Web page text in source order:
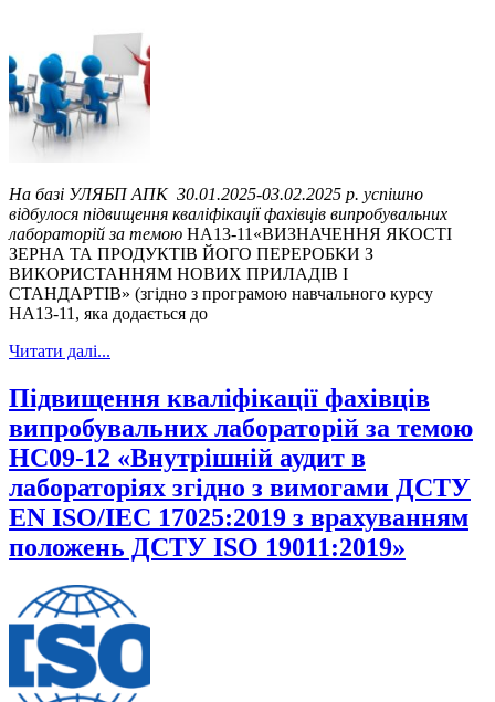
На базі УЛЯБП АПК 30.01.2025-03.02.2025 р. успішно
відбулося підвищення кваліфікації фахівців випробувальних
лабораторій за темою НА13-11«ВИЗНАЧЕННЯ ЯКОСТІ
ЗЕРНА ТА ПРОДУКТІВ ЙОГО ПЕРЕРОБКИ З
ВИКОРИСТАННЯМ НОВИХ ПРИЛАДІВ І
СТАНДАРТІВ» (згідно з програмою навчального курсу
НА13-11, яка додається до
Читати далі...
Підвищення кваліфікації фахівців
випробувальних лабораторій за темою
НС09-12 «Внутрішній аудит в
лабораторіях згідно з вимогами ДСТУ
EN ISO/IEC 17025:2019 з врахуванням
положень ДСТУ ISO 19011:2019»